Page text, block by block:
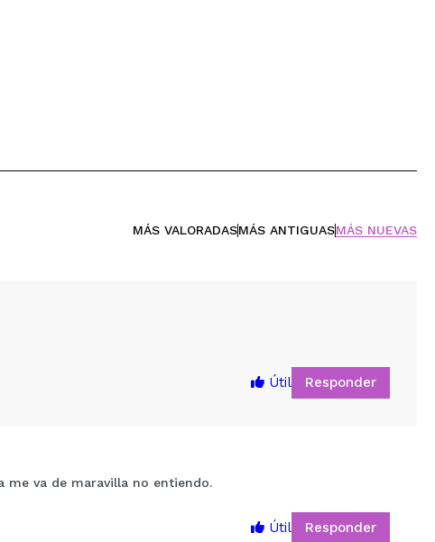
MÁS VALORADASMÁS ANTIGUASMÁS NUEVAS
Útil Responder
va de maravilla no entiendo.
Útil Responder